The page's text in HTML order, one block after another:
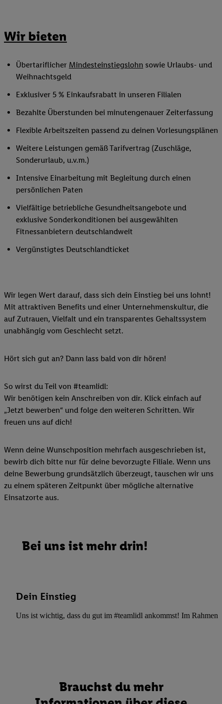
Wir bieten
Übertariflicher Mindesteinstiegslohn sowie Urlaubs- und
Weihnachtsgeld
Exklusiver 5 % Einkaufsrabatt in unseren Filialen
Bezahlte Überstunden bei minutengenauer Zeiterfassung
Flexible Arbeitszeiten passend zu deinen Vorlesungsplänen
Weitere Leistungen gemäß Tarifvertrag (Zuschläge,
Sonderurlaub, u.v.m.)
Intensive Einarbeitung mit Begleitung durch einen
persönlichen Paten
Vielfältige betriebliche Gesundheitsangebote und
exklusive Sonderkonditionen bei ausgewählten
Fitnessanbietern deutschlandweit
Vergünstigtes Deutschlandticket
Wir legen Wert darauf, dass sich dein Einstieg bei uns lohnt!
Mit attraktiven Benefits und einer Unternehmenskultur, die
auf Zutrauen, Vielfalt und ein transparentes Gehaltssystem
unabhängig vom Geschlecht setzt.
Hört sich gut an? Dann lass bald von dir hören!
So wirst du Teil von #teamlidl:
Wir benötigen kein Anschreiben von dir. Klick einfach auf
„Jetzt bewerben“ und folge den weiteren Schritten. Wir
freuen uns auf dich!
Wenn deine Wunschposition mehrfach ausgeschrieben ist,
bewirb dich bitte nur für deine bevorzugte Filiale. Wenn uns
deine Bewerbung grundsätzlich überzeugt, tauschen wir uns
zu einem späteren Zeitpunkt über mögliche alternative
Einsatzorte aus.
Bei uns ist mehr drin!
Dein Einstieg
Uns ist wichtig, dass du gut im #teamlidl ankommst! Im Rahmen
Brauchst du mehr